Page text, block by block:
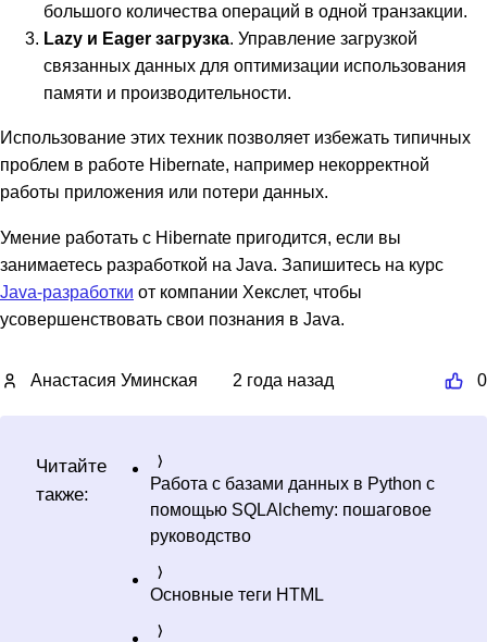
большого количества операций в одной транзакции.
Lazy и Eager загрузка. Управление загрузкой
связанных данных для оптимизации использования
памяти и производительности.
Использование этих техник позволяет избежать типичных
проблем в работе Hibernate, например некорректной
работы приложения или потери данных.
Умение работать с Hibernate пригодится, если вы
занимаетесь разработкой на Java. Запишитесь на курс
Java-разработки от компании Хекслет, чтобы
усовершенствовать свои познания в Java.
Анастасия Уминская 2 года назад 0
Читайте
также:
Работа с базами данных в Python с
помощью SQLAlchemy: пошаговое
руководство
Основные теги HTML